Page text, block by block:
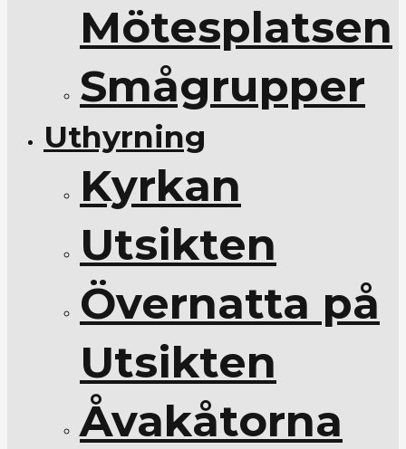
Mötesplatsen
Smågrupper
Uthyrning
Kyrkan
Utsikten
Övernatta på
Utsikten
Åvakåtorna